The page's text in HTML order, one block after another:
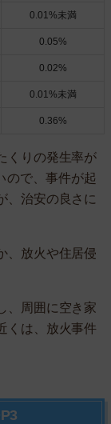
0.01%未満
0.05%
0.02%
0.01%未満
0.36%
くりの発生率が
ので、事件が起
、治安の良さに
、放火や住居侵
、周囲に空き家
くは、放火事件